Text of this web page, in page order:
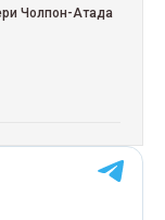
Чолпон-Атада